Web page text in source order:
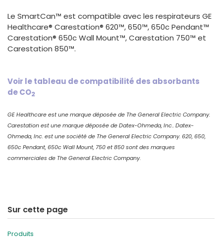
Le SmartCan™ est compatible avec les respirateurs GE
Healthcare® Carestation® 620™, 650™, 650c Pendant™
Carestation® 650c Wall Mount™, Carestation 750™ et
Carestation 850™.
Voir le tableau de compatibilité des absorbants
de CO2
GE Healthcare est une marque déposée de The General Electric Company.
Carestation est une marque déposée de Datex-Ohmeda, Inc.. Datex-
Ohmeda, Inc. est une société de The General Electric Company. 620, 650,
650c Pendant, 650c Wall Mount, 750 et 850 sont des marques
commerciales de The General Electric Company.
Sur cette page
Produits